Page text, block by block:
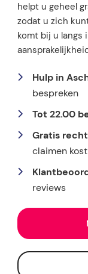
helpt u geheel
zodat u zich
komt bij u langs
Hulp in
bespreken
Tot 22.00
Gratis
claimen
reviews